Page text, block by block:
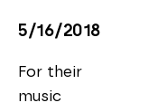
5/16/2018
For their
music